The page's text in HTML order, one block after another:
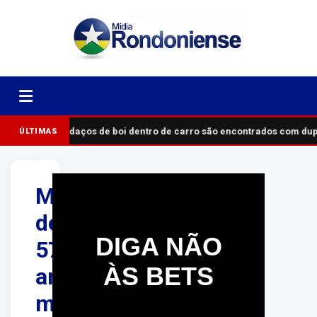
ÚLTIMASPedaços de boi dentro de carro são encontrados com
Mulher
de
57
anos
morre
DIGA NÃO
ÀS BETS